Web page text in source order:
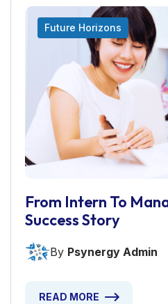
Future Horizons
From Intern To
Success Story
By Psynergy Admin
READ MORE